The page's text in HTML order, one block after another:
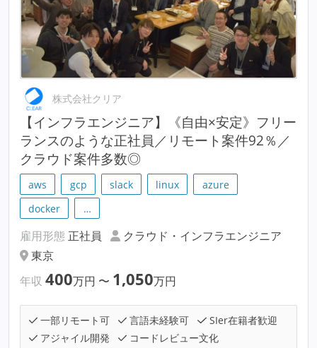
株式会社クリア
【インフラエンジニア】《自由×安定》フリー
ランスのような正社員／リモート案件92％／
クラウド案件多数◎
aws gcp slack linux
azure
docker
…
雇用形態 正社員
クラウド・インフラエンジニア
東京
年収 400万円 〜 1,050万円
一部リモート可 言語未経験可
SIer在籍者歓迎
アジャイル開発
コードレビュー文化